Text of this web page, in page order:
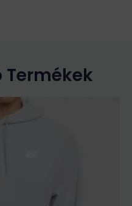
Termékek
Ennek